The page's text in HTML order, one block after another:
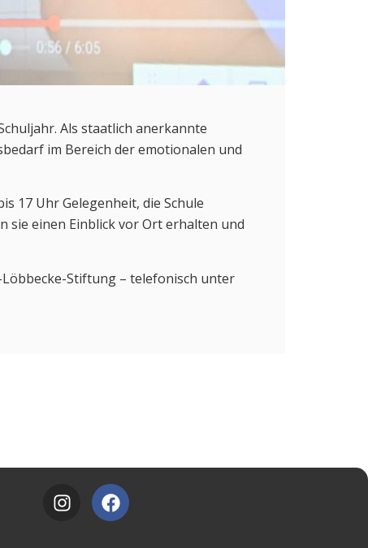
Als staatlich anerkannte
im Bereich der emotionalen und
17 Uhr Gelegenheit, die Schule
sie einen Einblick vor Ort erhalten und
Stiftung – telefonisch unter